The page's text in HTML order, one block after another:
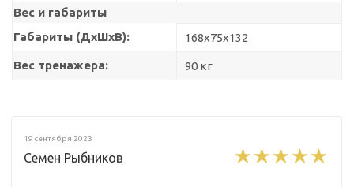
Вес и габариты
Габариты (ДхШхВ):
168x75x132
Вес тренажера: 90 кг
19 сентября 2023
Семен Рыбников